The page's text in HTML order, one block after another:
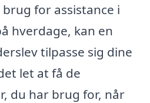
for assistance i
hverdage, kan en
tilpasse sig dine
let at få de
du har brug for, når